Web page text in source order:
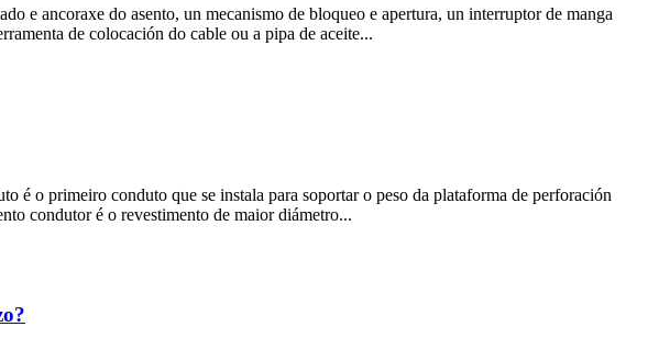
e ancoraxe do asento, un mecanismo de bloqueo e apertura, un interruptor de manga
de colocación do cable ou a pipa de aceite...
é o primeiro conduto que se instala para soportar o peso da plataforma de perforación
condutor é o revestimento de maior diámetro...